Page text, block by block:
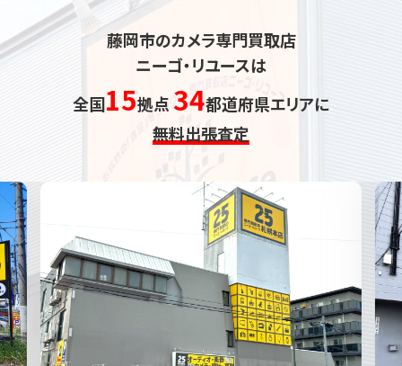
藤岡市のカメラ専門買取店
ニーゴ・リユースは
全国15拠点 34都道府県エリアに
無料出張査定